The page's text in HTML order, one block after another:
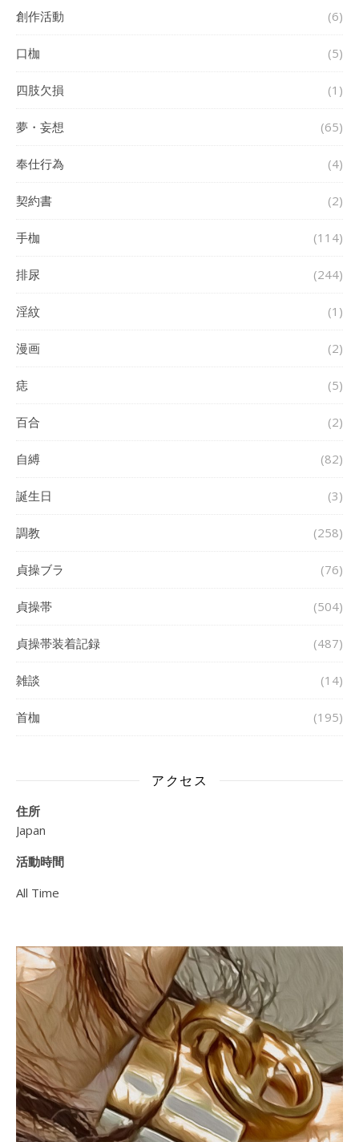
創作活動 (6)
口枷 (5)
四肢欠損 (1)
夢・妄想 (65)
奉仕行為 (4)
契約書 (2)
手枷 (114)
排尿 (244)
淫紋 (1)
漫画 (2)
痣 (5)
百合 (2)
自縛 (82)
誕生日 (3)
調教 (258)
貞操ブラ (76)
貞操帯 (504)
貞操帯装着記録 (487)
雑談 (14)
首枷 (195)
アクセス
住所
Japan
活動時間
All Time